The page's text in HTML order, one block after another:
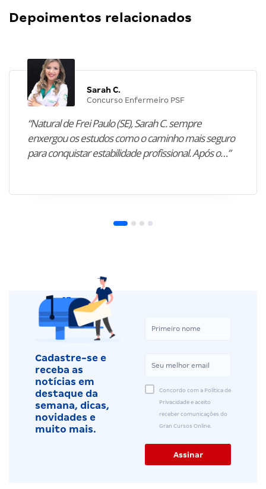
Depoimentos relacionados
Sarah C.
Concurso Enfermeiro PSF
“Natural de Frei Paulo (SE), Sarah C. sempre
enxergou os estudos como o caminho mais seguro
para conquistar estabilidade profissional. Após o…”
Cadastre-se e
receba as
notícias em
destaque da
semana, dicas,
novidades e
muito mais.
Concordo com a Política de
Privacidade e aceito
receber comunicações do
Gran Cursos Online.